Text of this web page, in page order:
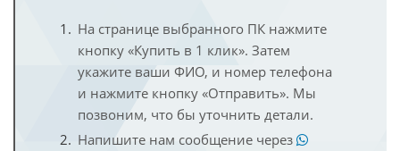
На странице выбранного ПК нажмите
кнопку «Купить в 1 клик». Затем
укажите ваши ФИО, и номер телефона
и нажмите кнопку «Отправить». Мы
позвоним, что бы уточнить детали.
Напишите нам сообщение через